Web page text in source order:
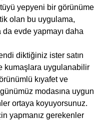
yepyeni bir görünüme
olan bu uygulama,
evde yapmayı daha
diktiğiniz ister satın
kumaşlara uygulanabilir
kıyafet ve
modasına uygun
ortaya koyuyorsunuz.
yapmanız gerekenler